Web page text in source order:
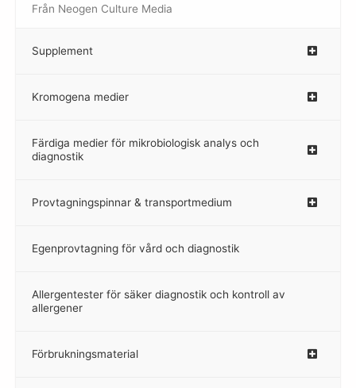
Från Neogen Culture Media
–
Supplement
–
Kromogena medier
–
Färdiga medier för mikrobiologisk analys och
diagnostik
Provtagningspinnar & transportmedium
–
Egenprovtagning för vård och diagnostik
–
Allergentester för säker diagnostik och kontroll av
allergener
–
Förbrukningsmaterial